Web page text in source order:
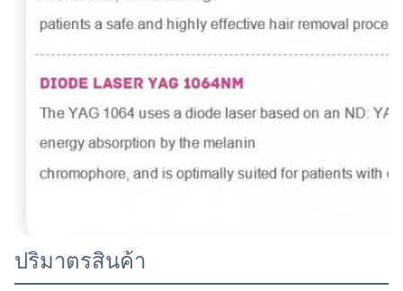
ปริมาตรสินค้า